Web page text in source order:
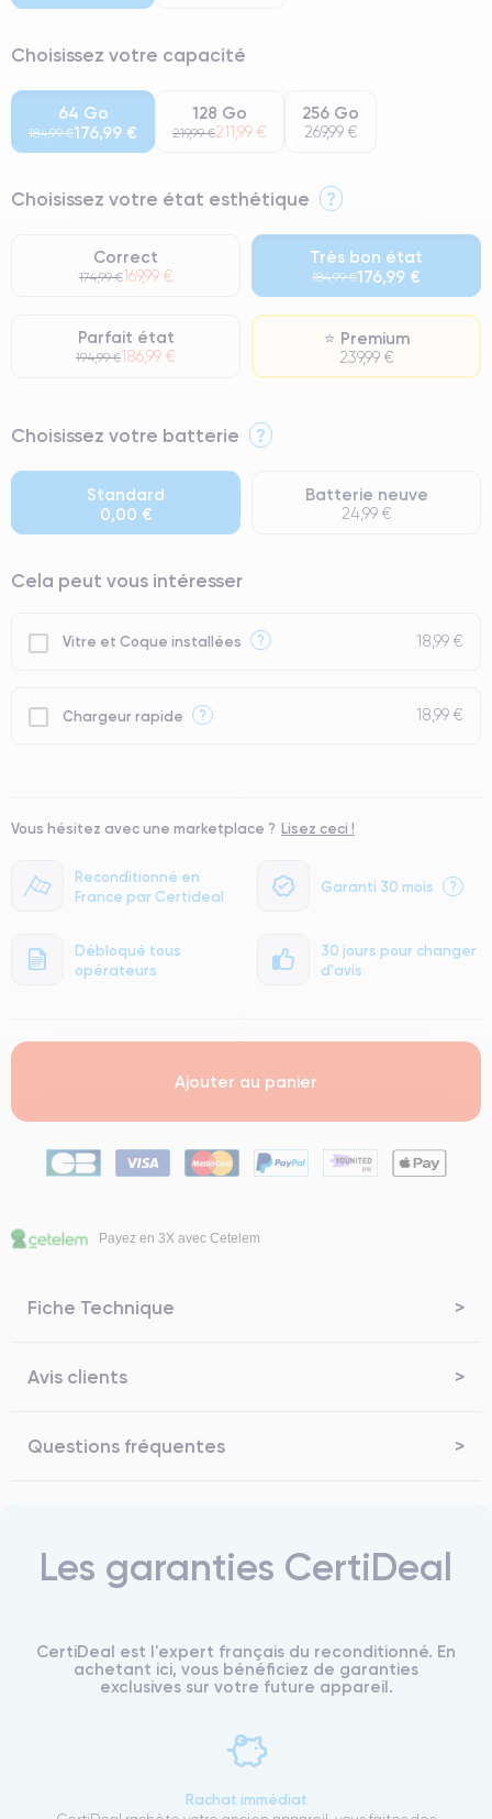
Reconditionné en
France par Certideal
Garanti 30 mois ?
Débloqué tous
opérateurs
30 jours pour changer
d'avis
Choisissez votre capacité
64 Go
184,99 €176,99 €
128 Go
219,99 €211,99 €
256 Go
269,99 €
Choisissez votre état esthétique ?
Correct
174,99 €169,99 €
Très bon état
184,99 €176,99 €
Parfait état
194,99 €186,99 €
⭐ Premium
239,99 €
⭐ Premium
● Batterie : usage intensif.
● Seuls 5% de nos téléphones ont un grade Premium.
Choisissez votre batterie ?
Standard
0,00 €
Batterie neuve
24,99 €
Cela peut vous intéresser
Vitre et Coque installées ? 18,99 €
Chargeur rapide ? 18,99 €
Vous hésitez avec une marketplace ? Lisez ceci !
Ajouter au panier
Payez en 3X avec Cetelem
Fiche Technique
Avis clients
Questions fréquentes
Les garanties CertiDeal
CertiDeal est l'expert français du reconditionné. En
achetant ici, vous bénéficiez de garanties
exclusives sur votre future appareil.
Rachat immédiat